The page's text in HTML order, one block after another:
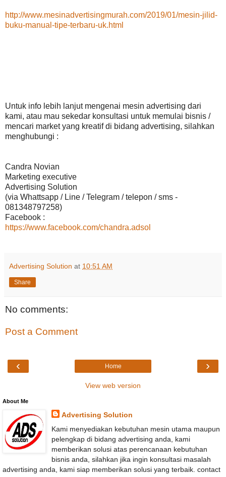
http://www.mesinadvertisingmurah.com/2019/01/mesin-jilid-
buku-manual-tipe-terbaru-uk.html
Untuk info lebih lanjut mengenai mesin advertising dari
kami, atau mau sekedar konsultasi untuk memulai bisnis /
mencari market yang kreatif di bidang advertising, silahkan
menghubungi :
Candra Novian
Marketing executive
Advertising Solution
(via Whattsapp / Line / Telegram / telepon / sms -
081348797258)
Facebook :
https://www.facebook.com/chandra.adsol
Advertising Solution at 10:51 AM
Share
No comments:
Post a Comment
‹ ›
Home
View web version
About Me
Advertising Solution
Kami menyediakan kebutuhan mesin utama maupun
pelengkap di bidang advertising anda, kami
memberikan solusi atas perencanaan kebutuhan
bisnis anda, silahkan jika ingin konsultasi masalah
advertising anda, kami siap memberikan solusi yang terbaik. contact